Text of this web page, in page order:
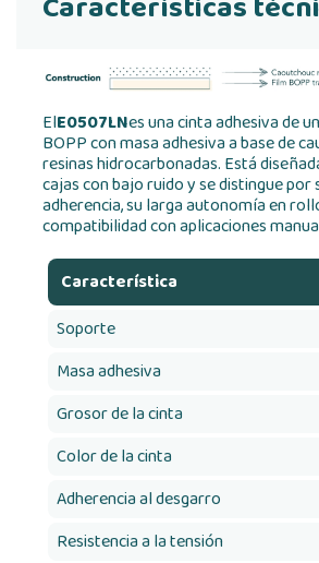
ElE0507LNes una cinta adhesiva de
BOPP con masa adhesiva a base de
resinas hidrocarbonadas. Está
cajas con bajo ruido y se distingue por
adherencia, su larga autonomía en
compatibilidad con aplicaciones
Característica
Soporte
Masa adhesiva
Grosor de la cinta
Color de la cinta
Adherencia al desgarro
Resistencia a la tensión